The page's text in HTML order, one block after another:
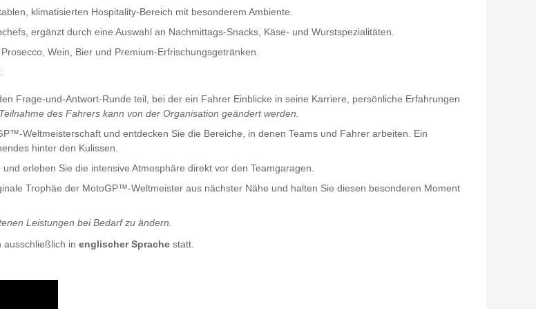
klimatisierten Hospitality-Bereich mit besonderem Ambiente.
ergänzt durch eine Auswahl an Nachmittags-Snacks, Käse- und Wurstspezialitäten.
Wein, Bier und Premium-Erfrischungsgetränken.
Frage-und-Antwort-Runde teil, bei der ein Fahrer Einblicke in seine Karriere, persönliche Erfahrungen
des Fahrers kann von der Organisation geändert werden.
Weltmeisterschaft und entdecken Sie die Bereiche, in denen Teams und Fahrer arbeiten. Ein
hinter den Kulissen.
und erleben Sie die intensive Atmosphäre direkt vor den Teamgaragen.
Trophäe der MotoGP™-Weltmeister aus nächster Nähe und halten Sie diesen besonderen Moment
Leistungen bei Bedarf zu ändern.
ausschließlich in englischer Sprache statt.